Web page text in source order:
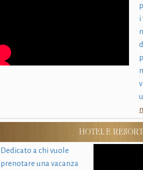
i
HOTEL E RESORT
Dedicato a chi vuole
prenotare una vacanza